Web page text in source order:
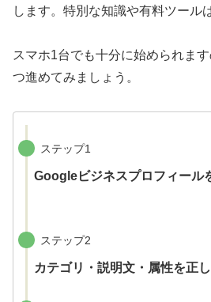
します。特別な知識や有料ツール
スマホ1台でも十分に始められま
つ進めてみましょう。
ステップ1
Googleビジネスプロフィール
ステップ2
カテゴリ・説明文・属性を正